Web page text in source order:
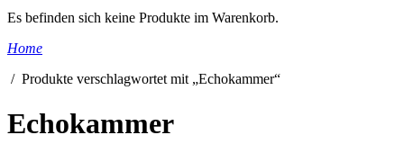
Es befinden sich keine Produkte im Warenkorb.
Home
/ Produkte verschlagwortet mit „Echokammer“
Echokammer